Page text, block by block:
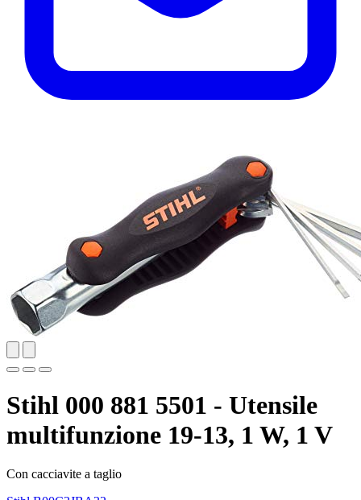
Stihl 000 881 5501 - Utensile
multifunzione 19-13, 1 W, 1 V
Con cacciavite a taglio